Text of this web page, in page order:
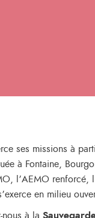
ses missions à
à Fontaine,
l’AEMO renforcé,
en milieu
nous à la